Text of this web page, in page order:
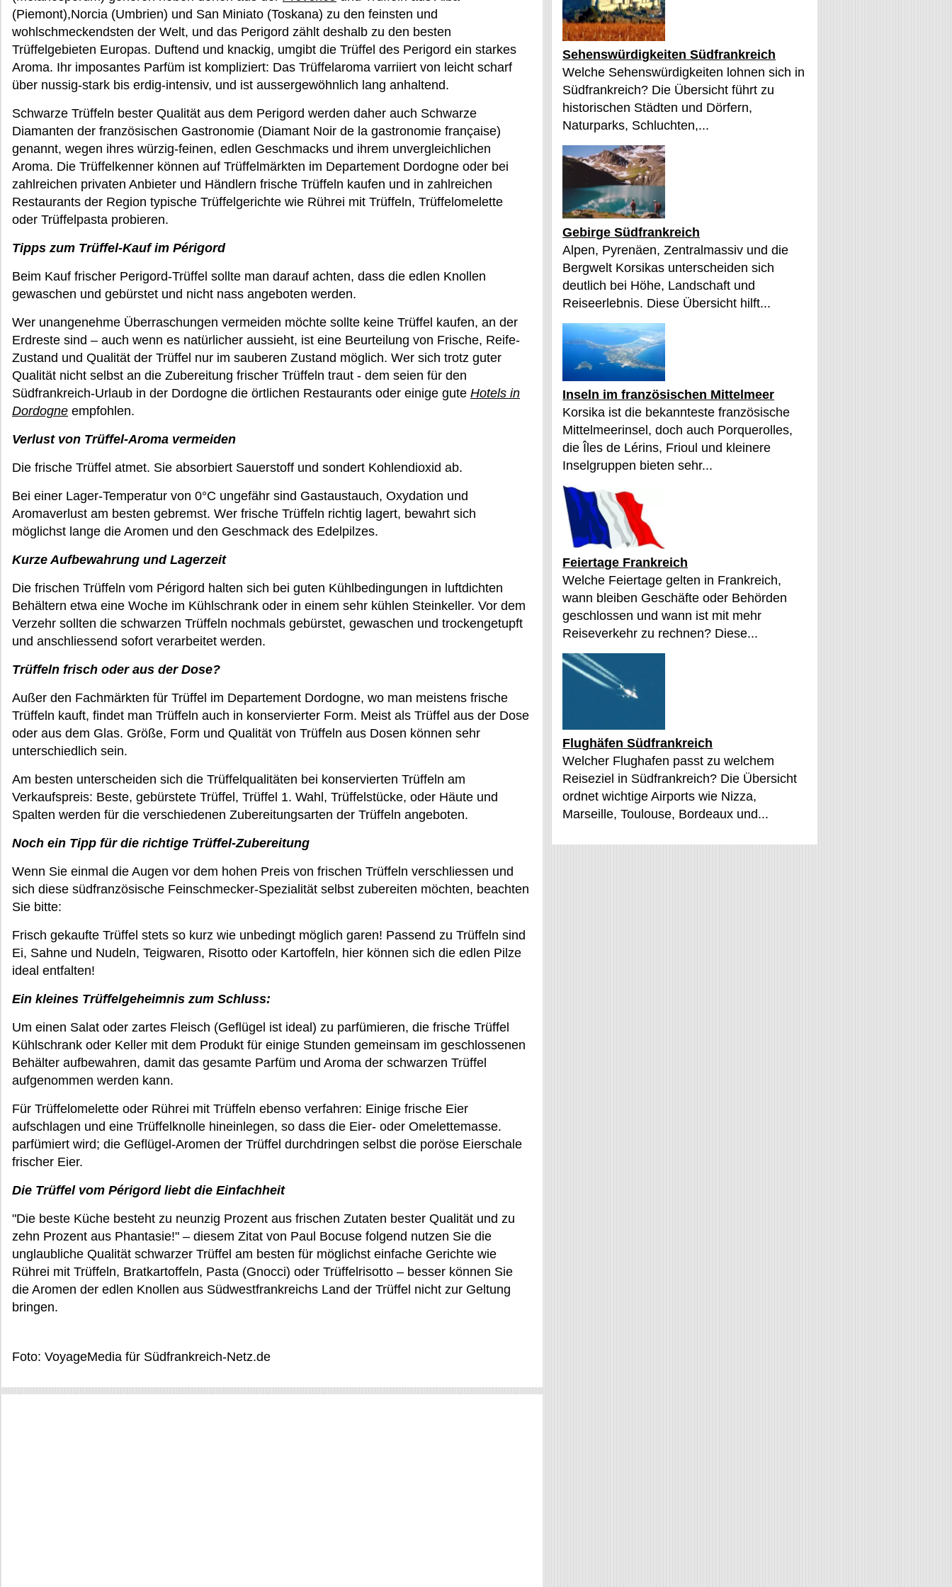
(Piemont),Norcia (Umbrien) und San Miniato (Toskana) zu den feinsten und
wohlschmeckendsten der Welt, und das Perigord zählt deshalb zu den besten
Trüffelgebieten Europas. Duftend und knackig, umgibt die Trüffel des Perigord ein starkes
Aroma. Ihr imposantes Parfüm ist kompliziert: Das Trüffelaroma varriiert von leicht scharf
über nussig-stark bis erdig-intensiv, und ist aussergewöhnlich lang anhaltend.
Schwarze Trüffeln bester Qualität aus dem Perigord werden daher auch Schwarze
Diamanten der französischen Gastronomie (Diamant Noir de la gastronomie française)
genannt, wegen ihres würzig-feinen, edlen Geschmacks und ihrem unvergleichlichen
Aroma. Die Trüffelkenner können auf Trüffelmärkten im Departement Dordogne oder bei
zahlreichen privaten Anbieter und Händlern frische Trüffeln kaufen und in zahlreichen
Restaurants der Region typische Trüffelgerichte wie Rührei mit Trüffeln, Trüffelomelette
oder Trüffelpasta probieren.
Tipps zum Trüffel-Kauf im Périgord
Beim Kauf frischer Perigord-Trüffel sollte man darauf achten, dass die edlen Knollen
gewaschen und gebürstet und nicht nass angeboten werden.
Wer unangenehme Überraschungen vermeiden möchte sollte keine Trüffel kaufen, an der
Erdreste sind – auch wenn es natürlicher aussieht, ist eine Beurteilung von Frische, Reife-
Zustand und Qualität der Trüffel nur im sauberen Zustand möglich. Wer sich trotz guter
Qualität nicht selbst an die Zubereitung frischer Trüffeln traut - dem seien für den
Südfrankreich-Urlaub in der Dordogne die örtlichen Restaurants oder einige gute Hotels in
Dordogne empfohlen.
Verlust von Trüffel-Aroma vermeiden
Die frische Trüffel atmet. Sie absorbiert Sauerstoff und sondert Kohlendioxid ab.
Bei einer Lager-Temperatur von 0°C ungefähr sind Gastaustauch, Oxydation und
Aromaverlust am besten gebremst. Wer frische Trüffeln richtig lagert, bewahrt sich
möglichst lange die Aromen und den Geschmack des Edelpilzes.
Kurze Aufbewahrung und Lagerzeit
Die frischen Trüffeln vom Périgord halten sich bei guten Kühlbedingungen in luftdichten
Behältern etwa eine Woche im Kühlschrank oder in einem sehr kühlen Steinkeller. Vor dem
Verzehr sollten die schwarzen Trüffeln nochmals gebürstet, gewaschen und trockengetupft
und anschliessend sofort verarbeitet werden.
Trüffeln frisch oder aus der Dose?
Außer den Fachmärkten für Trüffel im Departement Dordogne, wo man meistens frische
Trüffeln kauft, findet man Trüffeln auch in konservierter Form. Meist als Trüffel aus der Dose
oder aus dem Glas. Größe, Form und Qualität von Trüffeln aus Dosen können sehr
unterschiedlich sein.
Am besten unterscheiden sich die Trüffelqualitäten bei konservierten Trüffeln am
Verkaufspreis: Beste, gebürstete Trüffel, Trüffel 1. Wahl, Trüffelstücke, oder Häute und
Spalten werden für die verschiedenen Zubereitungsarten der Trüffeln angeboten.
Noch ein Tipp für die richtige Trüffel-Zubereitung
Wenn Sie einmal die Augen vor dem hohen Preis von frischen Trüffeln verschliessen und
sich diese südfranzösische Feinschmecker-Spezialität selbst zubereiten möchten, beachten
Sie bitte:
Frisch gekaufte Trüffel stets so kurz wie unbedingt möglich garen! Passend zu Trüffeln sind
Ei, Sahne und Nudeln, Teigwaren, Risotto oder Kartoffeln, hier können sich die edlen Pilze
ideal entfalten!
Ein kleines Trüffelgeheimnis zum Schluss:
Um einen Salat oder zartes Fleisch (Geflügel ist ideal) zu parfümieren, die frische Trüffel
Kühlschrank oder Keller mit dem Produkt für einige Stunden gemeinsam im geschlossenen
Behälter aufbewahren, damit das gesamte Parfüm und Aroma der schwarzen Trüffel
aufgenommen werden kann.
Für Trüffelomelette oder Rührei mit Trüffeln ebenso verfahren: Einige frische Eier
aufschlagen und eine Trüffelknolle hineinlegen, so dass die Eier- oder Omelettemasse.
parfümiert wird; die Geflügel-Aromen der Trüffel durchdringen selbst die poröse Eierschale
frischer Eier.
Die Trüffel vom Périgord liebt die Einfachheit
"Die beste Küche besteht zu neunzig Prozent aus frischen Zutaten bester Qualität und zu
zehn Prozent aus Phantasie!" – diesem Zitat von Paul Bocuse folgend nutzen Sie die
unglaubliche Qualität schwarzer Trüffel am besten für möglichst einfache Gerichte wie
Rührei mit Trüffeln, Bratkartoffeln, Pasta (Gnocci) oder Trüffelrisotto – besser können Sie
die Aromen der edlen Knollen aus Südwestfrankreichs Land der Trüffel nicht zur Geltung
bringen.
Foto: VoyageMedia für Südfrankreich-Netz.de
Sehenswürdigkeiten Südfrankreich
Welche Sehenswürdigkeiten lohnen sich in
Südfrankreich? Die Übersicht führt zu
historischen Städten und Dörfern,
Naturparks, Schluchten,...
Gebirge Südfrankreich
Alpen, Pyrenäen, Zentralmassiv und die
Bergwelt Korsikas unterscheiden sich
deutlich bei Höhe, Landschaft und
Reiseerlebnis. Diese Übersicht hilft...
Inseln im französischen Mittelmeer
Korsika ist die bekannteste französische
Mittelmeerinsel, doch auch Porquerolles,
die Îles de Lérins, Frioul und kleinere
Inselgruppen bieten sehr...
Feiertage Frankreich
Welche Feiertage gelten in Frankreich,
wann bleiben Geschäfte oder Behörden
geschlossen und wann ist mit mehr
Reiseverkehr zu rechnen? Diese...
Flughäfen Südfrankreich
Welcher Flughafen passt zu welchem
Reiseziel in Südfrankreich? Die Übersicht
ordnet wichtige Airports wie Nizza,
Marseille, Toulouse, Bordeaux und...